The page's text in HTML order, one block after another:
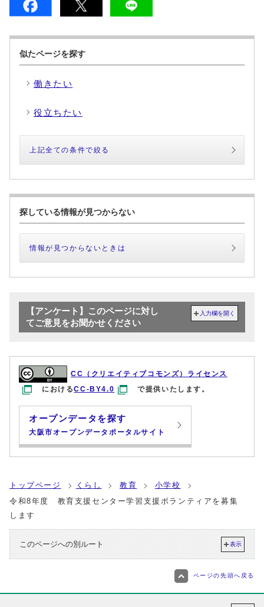
似たページを探す
働きたい
役立ちたい
上記全ての条件で絞る
探している情報が見つからない
情報が見つからないときは
【アンケート】このページに対し
てご意見をお聞かせください
入力欄を開く
CC（クリエイティブコモンズ）ライセンス
におけるCC-BY4.0 で提供いたします。
オープンデータを探す
大阪市オープンデータポータルサイト
トップページ くらし 教育
小学校
令和8年度 教育支援センター学習支援ボランティアを募集
します
このページへの別ルート 表示
ページの先頭へ戻る